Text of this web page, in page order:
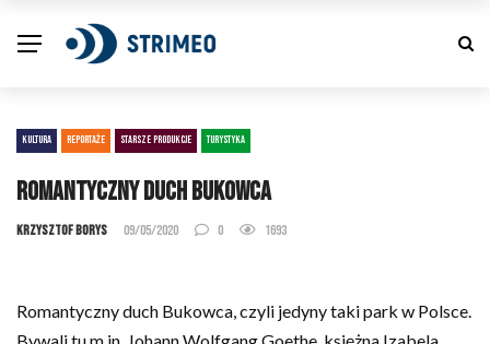
KULTURA REPORTAŻE STARSZE PRODUKCJE TURYSTYKA
Romantyczny duch Bukowca
Krzysztof Borys 09/05/2020 0 1693
Romantyczny duch Bukowca, czyli jedyny taki park w Polsce.